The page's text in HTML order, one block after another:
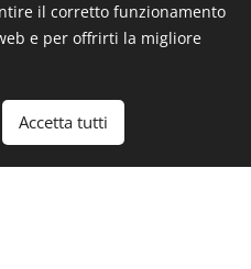
il corretto funzionamento
e per offrirti la migliore
Accetta tutti